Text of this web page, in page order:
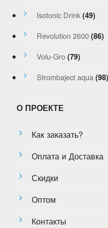
Isotonic Drink (49)
Revolution 2600 (86)
Volu-Gro (79)
Strombaject aqua (98)
О ПРОЕКТЕ
Как заказать?
Оплата и Доставка
Скидки
Оптом
Контакты